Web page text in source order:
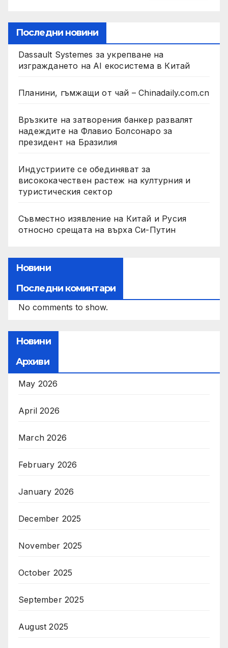
Последни новини
Dassault Systemes за укрепване на
изграждането на AI екосистема в Китай
Планини, гъмжащи от чай – Chinadaily.com.cn
Връзките на затворения банкер развалят
надеждите на Флавио Болсонаро за
президент на Бразилия
Индустриите се обединяват за
висококачествен растеж на културния и
туристическия сектор
Съвместно изявление на Китай и Русия
относно срещата на върха Си-Путин
Новини
Последни коминтари
No comments to show.
Новини
Архиви
May 2026
April 2026
March 2026
February 2026
January 2026
December 2025
November 2025
October 2025
September 2025
August 2025